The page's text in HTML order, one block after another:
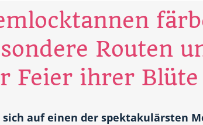
Routen
Feier ihrer
auf einen der spektakulärsten